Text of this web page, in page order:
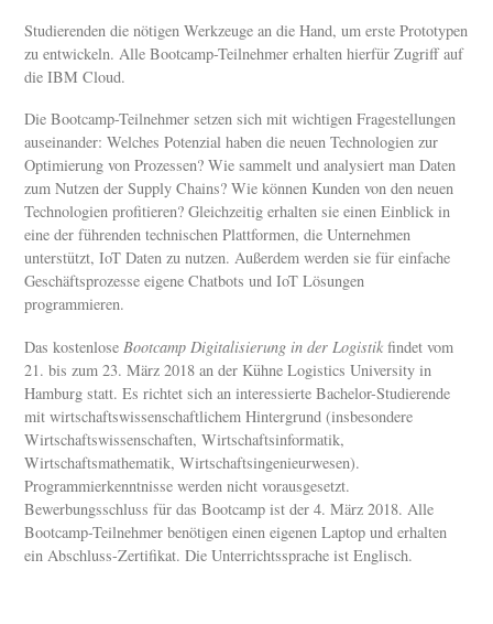
Studierenden die nötigen Werkzeuge an die Hand, um erste Prototypen
zu entwickeln. Alle Bootcamp-Teilnehmer erhalten hierfür Zugriff auf
die IBM Cloud.
Die Bootcamp-Teilnehmer setzen sich mit wichtigen Fragestellungen
auseinander: Welches Potenzial haben die neuen Technologien zur
Optimierung von Prozessen? Wie sammelt und analysiert man Daten
zum Nutzen der Supply Chains? Wie können Kunden von den neuen
Technologien profitieren? Gleichzeitig erhalten sie einen Einblick in
eine der führenden technischen Plattformen, die Unternehmen
unterstützt, IoT Daten zu nutzen. Außerdem werden sie für einfache
Geschäftsprozesse eigene Chatbots und IoT Lösungen
programmieren.
Das kostenlose Bootcamp Digitalisierung in der Logistikfindet vom
21. bis zum 23. März 2018 an der Kühne Logistics University in
Hamburg statt. Es richtet sich an interessierte Bachelor-Studierende
mit wirtschaftswissenschaftlichem Hintergrund (insbesondere
Wirtschaftswissenschaften, Wirtschaftsinformatik,
Wirtschaftsmathematik, Wirtschaftsingenieurwesen).
Programmierkenntnisse werden nicht vorausgesetzt.
Bewerbungsschluss für das Bootcamp ist der 4. März 2018. Alle
Bootcamp-Teilnehmer benötigen einen eigenen Laptop und erhalten
ein Abschluss-Zertifikat. Die Unterrichtssprache ist Englisch.